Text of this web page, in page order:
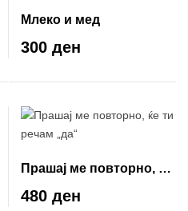
Млеко и мед
300 ден
Прашај ме повторно, ќе
ти речам „да“
480 ден